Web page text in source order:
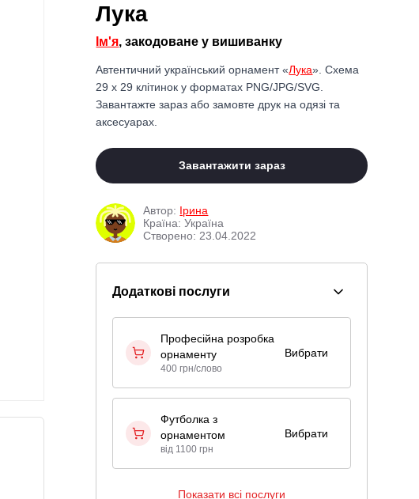
Лука
Ім'я, закодоване у вишиванку
Автентичний український орнамент «Лука». Схема
29 x 29 клітинок у форматах PNG/JPG/SVG.
Завантажте зараз або замовте друк на одязі та
аксесуарах.
Завантажити зараз
Автор: Ірина
Країна: Україна
Створено: 23.04.2022
Додаткові послуги
Професійна розробка
орнаменту
400 грн/слово
Вибрати
Футболка з
орнаментом
від 1100 грн
Вибрати
Показати всі послуги